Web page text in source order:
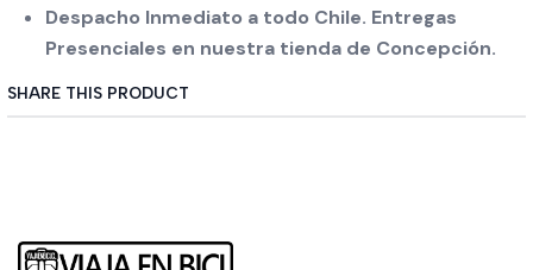
Despacho Inmediato a todo Chile. Entregas
Presenciales en nuestra tienda de Concepción.
SHARE THIS PRODUCT